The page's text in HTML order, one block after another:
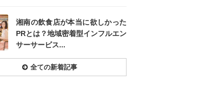
湘南の飲食店が本当に欲しかった
PRとは？地域密着型インフルエン
サーサービス...
全ての新着記事